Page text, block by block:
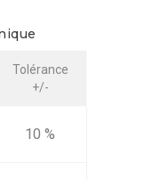
Tolérance
+/-
10 %